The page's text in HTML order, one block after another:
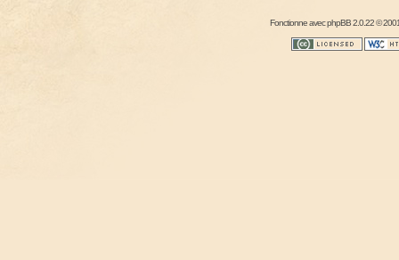
Fonctionne avecphpBB2.0.22 ©